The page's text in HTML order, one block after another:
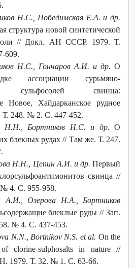
Н.С., Победимская Е.А. и др.
структура новой синтетической
// Докл. АН СССР. 1979. Т.
609.
Н.С., Гончаров А.И. и др. О
ассоциации сурьмяно-
сульфосолей свинца:
Новое, Хайдарканское рудное
Т. 248. № 2. С. 447-452.
Н.Н., Бортников Н.С. и др. О
блеклых рудах // Там же. Т. 247.
Н.Н., Цепин А.И. и др. Первый
свинца //
4. С. 955-958.
А.И., Озерова Н.А., Бортников
блеклые руды // Зап.
№ 4. С. 437-453.
N.N., Bortnikov N.S. et al. On the
clorine-sulphosalts in nature //
1979. Т. 32. № 1. С. 63-66.